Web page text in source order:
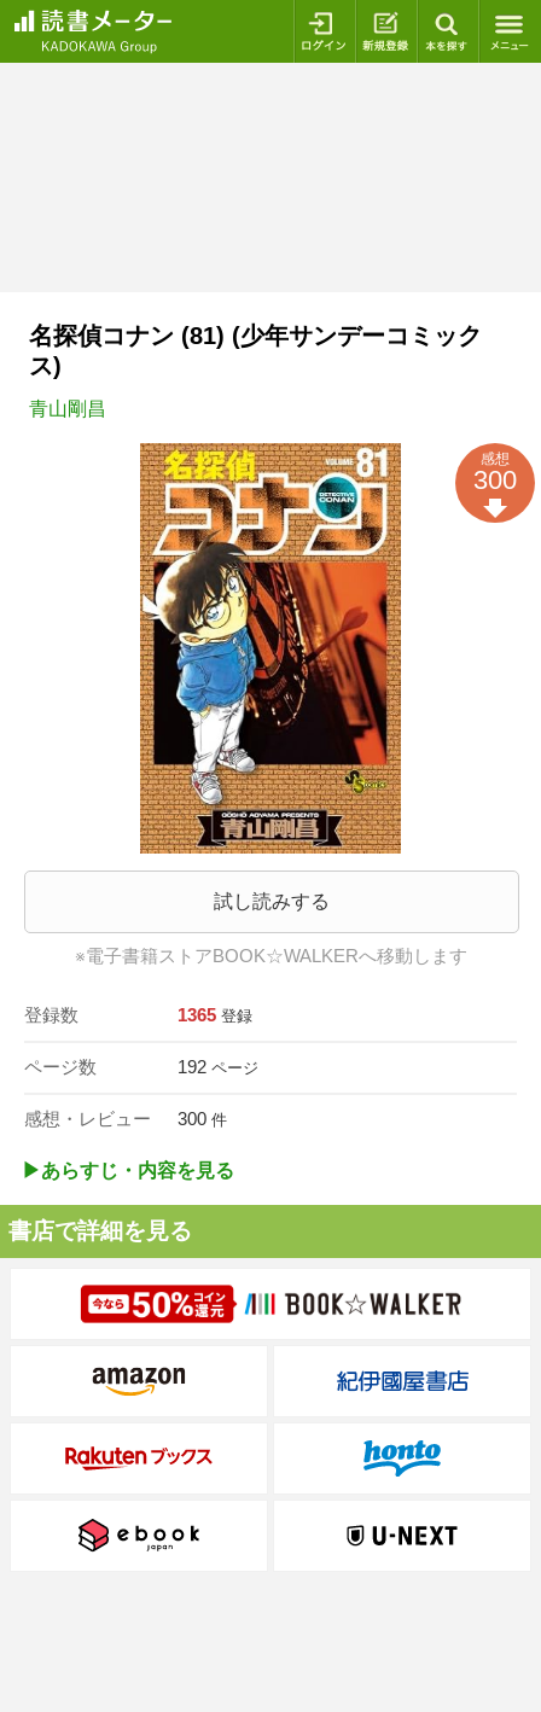
ログイン 新規登録
名探偵コナン (81) (少年サンデーコミック
ス)
青山剛昌
試し読みする
※電子書籍ストアBOOK☆WALKERへ移動します
登録数 1365 登録
ページ数 192 ページ
感想・レビュー 300 件
感想
300
▶︎あらすじ・内容を見る
書店で詳細を見る